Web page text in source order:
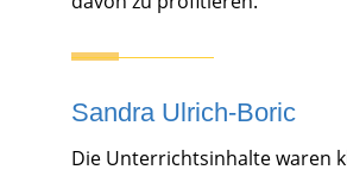
Sandra Ulrich-Boric
Die Unterrichtsinhalte waren